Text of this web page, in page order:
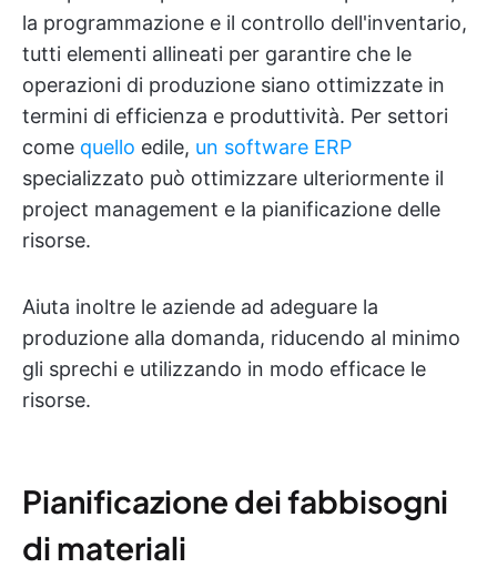
la programmazione e il controllo dell'inventario,
tutti elementi allineati per garantire che le
operazioni di produzione siano ottimizzate in
termini di efficienza e produttività. Per settori
come quello edile, un software ERP
specializzato può ottimizzare ulteriormente il
project management e la pianificazione delle
risorse.
Aiuta inoltre le aziende ad adeguare la
produzione alla domanda, riducendo al minimo
gli sprechi e utilizzando in modo efficace le
risorse.
Pianificazione dei fabbisogni
di materiali